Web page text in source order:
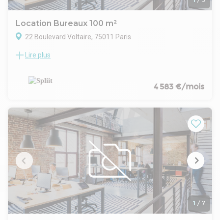
Location Bureaux 100 m²
22 Boulevard Voltaire, 75011 Paris
Location Bureaux Paris 75011
découvrez ces bureaux à louer. Ces locaux offrent une
gamme complète de services dont fibre optique. Au sein
pour répondre aux besoins évolutifs de votre entreprise. Ces
bureaux sont disponibles en Bail Commercial, avec une
durée de bail de 3/6/9 ans.
Lire plus
4 583 €/mois
1 / 7